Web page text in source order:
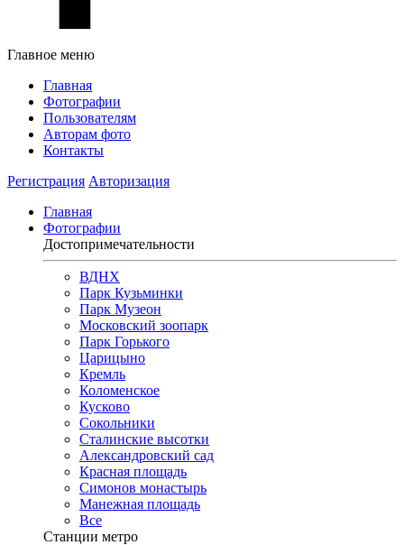
Главное меню
Главная
Фотографии
Пользователям
Авторам фото
Контакты
Регистрация Авторизация
Главная
Фотографии
Достопримечательности
ВДНХ
Парк Кузьминки
Парк Музеон
Московский зоопарк
Парк Горького
Царицыно
Кремль
Коломенское
Кусково
Сокольники
Сталинские высотки
Александровский сад
Красная площадь
Симонов монастырь
Манежная площадь
Все
Станции метро